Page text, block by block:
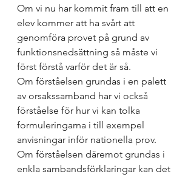
Om vi nu har kommit fram till att en
elev kommer att ha svårt att
genomföra provet på grund av
funktionsnedsättning så måste vi
först förstå varför det är så.
Om förståelsen grundas i en palett
av orsakssamband har vi också
förståelse för hur vi kan tolka
formuleringarna i till exempel
anvisningar inför nationella prov.
Om förståelsen däremot grundas i
enkla sambandsförklaringar kan det